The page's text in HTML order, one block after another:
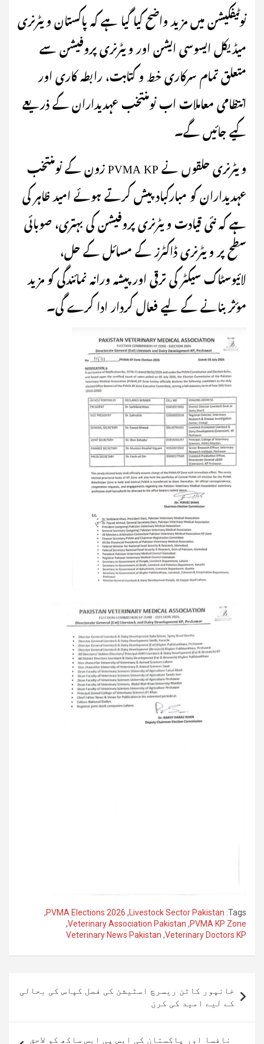
نوٹیفکیشن میں مزید واضح کیا گیا ہے کہ پاکستان ویٹرنری
میڈیکل ایسوسی ایشن اور ویٹرنری پروفیشن سے
متعلق تمام سرکاری خط و کتابت، رابطہ کاری اور
انتظامی معاملات اب نومنتخب عہدیداران کے ذریعے
کیے جائیں گے۔
ویٹرنری حلقوں نے PVMA KP زون کے نومنتخب
عہدیداران کو مبارکباد پیش کرتے ہوئے امید ظاہر کی
ہے کہ نئی قیادت ویٹرنری پروفیشن کی بہتری، صوبائی
سطح پر ویٹرنری ڈاکٹرز کے مسائل کے حل،
لائیوسٹاک سیکٹر کی ترقی اور پیشہ ورانہ نمائندگی کو مزید
مؤثر بنانے کے لیے فعال کردار ادا کرے گی۔
Tags:
Livestock Sector Pakistan
,
PVMA Elections 2026
,
PVMA KP Zone
,
Veterinary Association Pakistan
,
Veterinary Doctors KP
,
Veterinary News Pakistan
کی
نیویگیشن
خانپور کاٹن ریسرچ اسٹیشن کی فصل کپاس کی بحالی
کے لیے امید کی کرن
نافسا اور پاکستان کی ایس پی ایس ساکھ کو لاحق